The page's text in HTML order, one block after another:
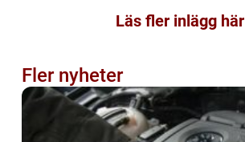
Läs fler inlägg här
Fler nyheter